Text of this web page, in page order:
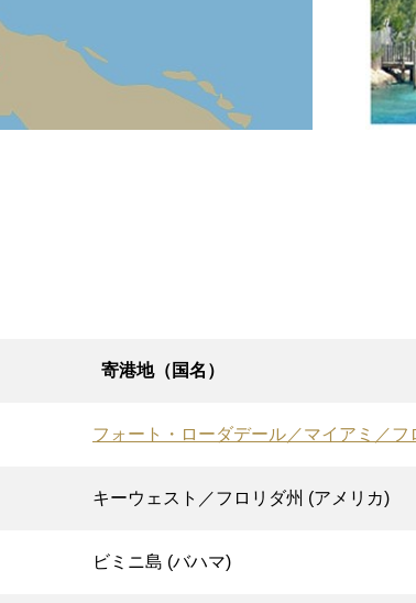
寄港地（国名）
フォート・ローダデール／マイアミ／フ
キーウェスト／フロリダ州 (アメリカ)
ビミニ島 (バハマ)